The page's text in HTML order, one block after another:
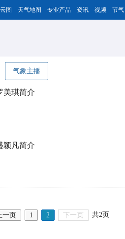
云图 天气地图 专业产品 资讯 视频 节气
气象主播
美琪简介
颖凡简介
一页 1 2 下一页 共2页